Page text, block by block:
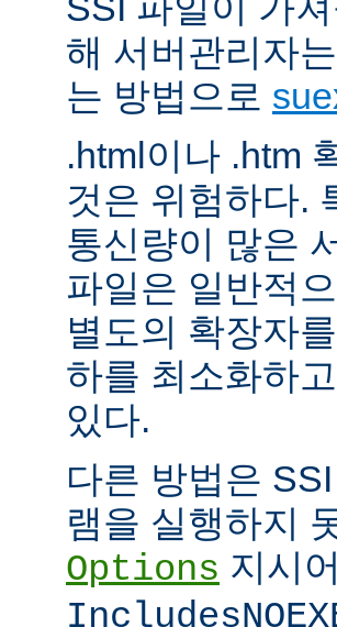
해 서버관리자는
는 방법으로
.html이나 .htm
것은 위험하다.
통신량이 많은
파일은 일반적
별도의 확장자
하를 최소화하
있다.
다른 방법은
램을 실행하지
Options 지시